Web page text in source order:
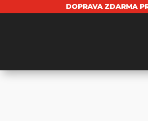
DOPRAVA ZDARMA